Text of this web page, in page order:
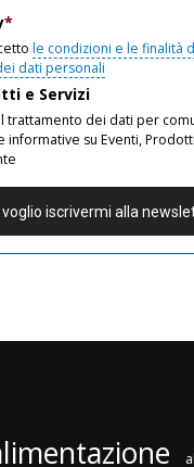
*
le condizioni e le finalità
dati personali
e Servizi
trattamento dei dati per
informative su Eventi,